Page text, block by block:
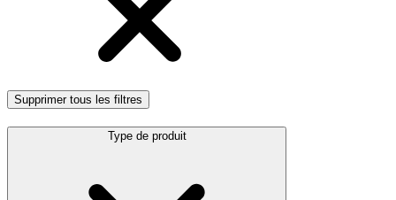
Supprimer tous les filtres
Type de produit